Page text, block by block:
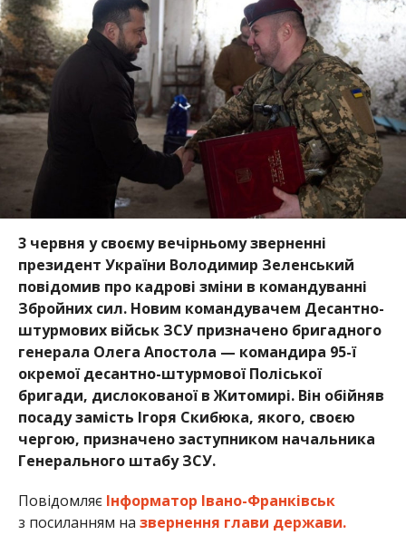
3 червня у своєму вечірньому зверненні
президент України Володимир Зеленський
повідомив про кадрові зміни в командуванні
Збройних сил. Новим командувачем Десантно-
штурмових військ ЗСУ призначено бригадного
генерала Олега Апостола — командира 95-ї
окремої десантно-штурмової Поліської
бригади, дислокованої в Житомирі. Він обійняв
посаду замість Ігоря Скибюка, якого, своєю
чергою, призначено заступником начальника
Генерального штабу ЗСУ.
Повідомляє Інформатор Івано-Франківськ
з посиланням на звернення глави держави.